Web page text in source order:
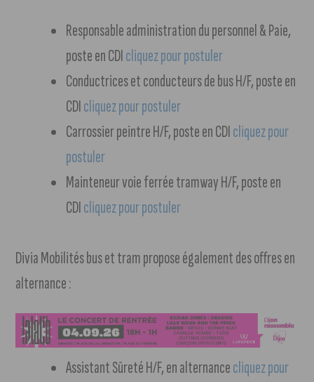
Responsable administration du personnel & Paie,
poste en CDIcliquez pour postuler
Conductrices et conducteurs de bus H/F, poste en
CDIcliquez pour postuler
Carrossier peintre H/F, poste en CDIcliquez pour
postuler
Mainteneur voie ferrée tramway H/F, poste en
CDIcliquez pour postuler
Divia Mobilités bus et tram propose également des offres en
alternance :
Assistant Sûreté H/F, en alternancecliquez pour